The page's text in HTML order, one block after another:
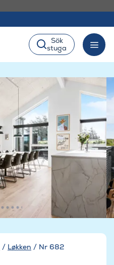
Sök
stuga
/ Løkken / Nr 682